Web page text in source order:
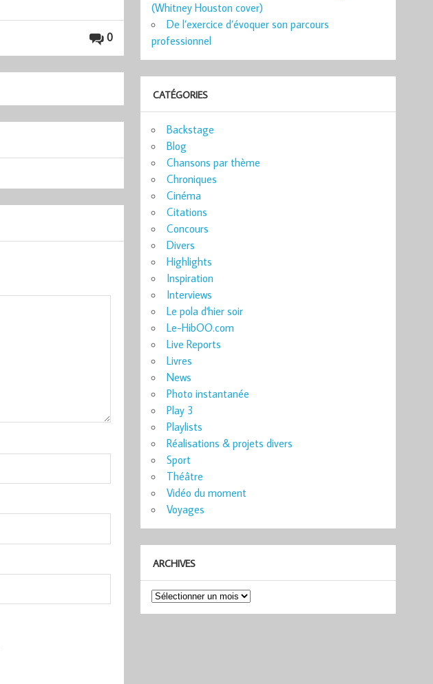
0
(Whitney Houston cover)
De l’exercice d’évoquer son parcours
professionnel
CATÉGORIES
Backstage
Blog
Chansons par thème
Chroniques
Cinéma
Citations
Concours
Divers
Highlights
Inspiration
Interviews
Le pola d'hier soir
Le-HibOO.com
Live Reports
Livres
News
Photo instantanée
Play 3
Playlists
Réalisations & projets divers
Sport
Théâtre
Vidéo du moment
Voyages
ARCHIVES
Archives